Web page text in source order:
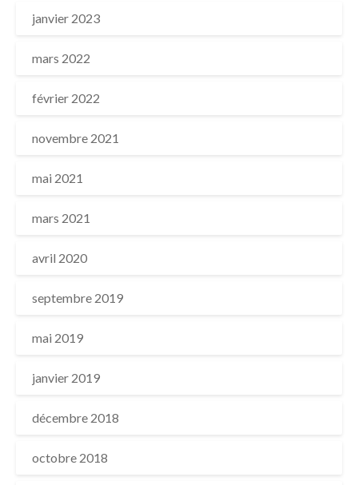
janvier 2023
mars 2022
février 2022
novembre 2021
mai 2021
mars 2021
avril 2020
septembre 2019
mai 2019
janvier 2019
décembre 2018
octobre 2018